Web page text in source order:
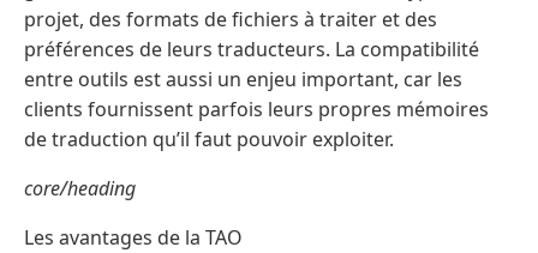
projet, des formats de fichiers à traiter et des
préférences de leurs traducteurs. La compatibilité
entre outils est aussi un enjeu important, car les
clients fournissent parfois leurs propres mémoires
de traduction qu’il faut pouvoir exploiter.
core/heading
Les avantages de la TAO